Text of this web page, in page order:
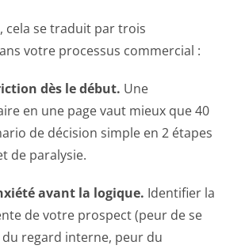
cela se traduit par trois
votre processus commercial :
dès le début. Une
en une page vaut mieux que 40
de décision simple en 2 étapes
de paralysie.
avant la logique. Identifier la
de votre prospect (peur de se
regard interne, peur du